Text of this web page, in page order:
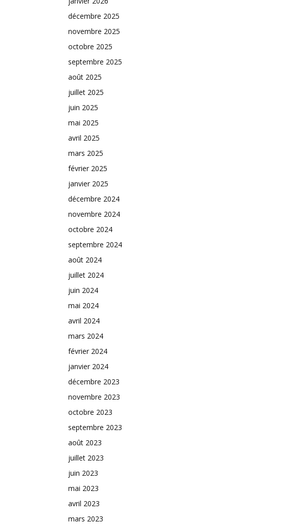
décembre 2025
novembre 2025
octobre 2025
septembre 2025
août 2025
juillet 2025
juin 2025
mai 2025
avril 2025
mars 2025
février 2025
janvier 2025
décembre 2024
novembre 2024
octobre 2024
septembre 2024
août 2024
juillet 2024
juin 2024
mai 2024
avril 2024
mars 2024
février 2024
janvier 2024
décembre 2023
novembre 2023
octobre 2023
septembre 2023
août 2023
juillet 2023
juin 2023
mai 2023
avril 2023
mars 2023